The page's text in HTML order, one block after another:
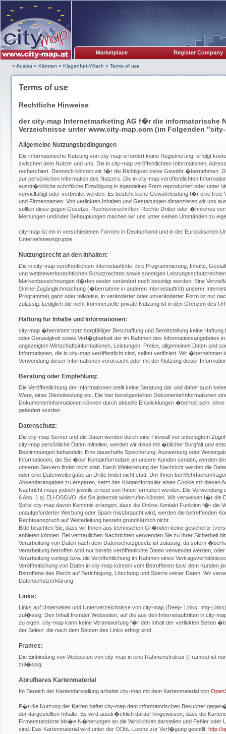
Marketplace Register Company
» Austria » Kärnten » Klagenfurt-Villach » Terms of use
Terms of use
Rechtliche Hinweise
der city-map Internetmarketing AG f�r die informatorische
Verzeichnisse unter www.city-map.com (im Folgenden
Allgemeine Nutzungsbedingungen
Die informatorische Nutzung von city-map erfordert keine Registrierung, erfolgt
zwischen dem Nutzer und uns. Die in city-map veröffentlichten Informationen,
recherchiert. Dennoch können wir f�r die Richtigkeit keine Gewähr �bernehmen.
zur persönlichen Information des Nutzers. Die in city-map veröffentlichten
ausdr�ckliche schriftliche Einwilligung in irgendeiner Form reproduziert oder unter
vervielfältigt oder verbreitet werden. Es besteht keine Gewährleistung f�r eine freie
und Firmennamen. Von verlinkten Inhalten und Gestaltungen distanzieren wir uns
sollten diese gegen Gesetze, Rechtsvorschriften, Rechte Dritter oder �hnliches
Meinungen und/oder Behauptungen machen wir uns unter keinen Umständen zu
city-map ist ein in verschiedenen Formen in Deutschland und in der Europäischen
Unternehmensgruppe.
Nutzungsrecht an den Inhalten:
Die in city-map veröffentlichten Internetauftritte, ihre Programmierung, Inhalte,
und wettbewerbsrechtlichen Schutzrechten sowie sonstigen
Markenbezeichnungen d�rfen weder verändert noch beseitigt werden. Eine
Online-Zugänglichmachung (�bernahme in anderen Internetauftritt) unserer
Programme) ganz oder teilweise, in veränderter oder unveränderter Form ist nur
zulässig. Lediglich die nicht-kommerzielle private Nutzung ist in den Grenzen des
Haftung für Inhalte und Informationen:
city-map �bernimmt trotz sorgfältiger Beschaffung und Bereitstellung keine
oder Genauigkeit sowie Verf�gbarkeit der im Rahmen des Informationsangebotes
angezeigten Wirtschaftsinformationen, Leistungen, Preise, allgemeinen Daten und
Informationen, die in city-map veröffentlicht sind, selbst verifiziert. Wir �bernehmen
Verwendung dieser Informationen verursacht oder mit der Nutzung dieser
Beratung oder Empfehlung:
Die Veröffentlichung der Informationen stellt keine Beratung dar und daher auch
Ware, einer Dienstleistung etc. Die hier bereitgestellten Dokumente/Informationen
Dokumente/Informationen können durch aktuelle Entwicklungen �berholt sein,
geändert wurden.
Datenschutz:
Die city-map Server und die Daten werden durch eine Firewall vor unbefugtem
city-map persönliche Daten mitteilen, werden wir diese mit �blicher Sorgfalt und
Bestimmungen behandeln. Eine dauerhafte Speicherung, Auswertung oder
Informationen, die Sie �ber Kontaktformulare an unsere Kunden senden, werden
unseren Servern findet nicht statt. Nach Weiterleitung der Nachricht werden die
oder eine Datenweitergabe an Dritte findet nicht statt. Um Ihnen bei
Absenderangaben zu ersparen, setzt das Kontaktformular einen Cookie mit diesen
Nachricht muss jedoch jeweils erneut von Ihnen formuliert werden. Die
6 Abs. 1 a) EU-DSGVO, die Sie jederzeit widerrufen können. Wir verweisen f�r die
Sollte city-map davon Kenntnis erlangen, dass die Online-Kontakt Funktion f�r die
unaufgeforderter Werbung oder Spam missbraucht wird, werden die betreffenden
Rechtsanspruch auf Weiterleitung besteht grundsätzlich nicht.
Bitte beachten Sie, dass wir Ihnen aus technischen Gr�nden keine gesicherte
anbieten können. Bei vertraulichen Nachrichten verwenden Sie zu Ihrer Sicherheit
Verarbeitung von Daten nach dem Datenschutzgesetz ist zulässig, da sofern
Verarbeitung betroffen sind nur bereits veröffentlichte Daten verwendet werden,
Verarbeitung vorliegt bzw. die Veröffentlichung im Rahmen eines
Veröffentlichung von Daten in city-map können vom Betroffenen bzw. dem Kunden
Betroffene das Recht auf Berichtigung, Löschung und Sperre seiner Daten. Wir
Datenschutzerklärung.
Links:
Links auf Unterseiten und Unterverzeichnisse von city-map (Deep- Links, Img-
zul�ssig. Den Inhalt fremder Webseiten, auf die aus den Internetauftritten in city-
zu eigen. city-map kann keine Verantwortung f�r den Inhalt der verlinkten Seiten
der Seiten, die nach dem Setzen des Links erfolgt sind.
Frames:
Die Einbindung von Webseiten von city-map in eine Rahmenstruktur (Frames) ist
zul�ssig.
Abrufbares Kartenmaterial
Im Bereich der Kartendarstellung arbeitet city-map mit dem Kartenmaterial von
F�r die Nutzung der Karten haftet city-map dem informatorischen Besucher
der dargestellten Inhalte. Es wird ausdr�cklich darauf hingewiesen, dass die
Firmenstandorte blo�e N�herungen an die Wirklichkeit darstellen und Fehler oder
sind. Das Kartenmaterial wird unter der ODbL-Lizenz zur Verf�gung gestellt: http://